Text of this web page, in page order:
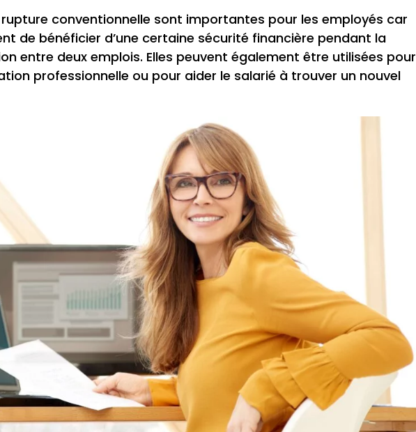
conventionnelle sont importantes pour les employés car
de bénéficier d’une certaine sécurité financière pendant la
entre deux emplois. Elles peuvent également être utilisées pour
professionnelle ou pour aider le salarié à trouver un nouvel